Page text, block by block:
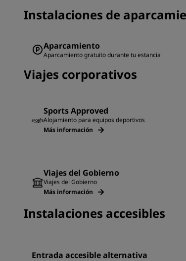
Instalaciones de
Aparcamiento
Aparcamiento gratuito durante tu estancia
Viajes corporativos
Sports Approved
Alojamiento para equipos deportivos
Más información
Viajes del Gobierno
Viajes del Gobierno
Más información
Instalaciones accesibles
Entrada accesible alternativa